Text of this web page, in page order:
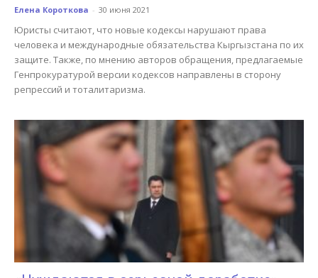
Елена Короткова - 30 июня 2021
Юристы считают, что новые кодексы нарушают права
человека и международные обязательства Кыргызстана по их
защите. Также, по мнению авторов обращения, предлагаемые
Генпрокуратурой версии кодексов направлены в сторону
репрессий и тоталитаризма.